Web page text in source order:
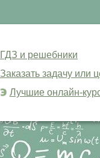
ГДЗ и решебники
Заказать задачу или
Лучшие онлайн-